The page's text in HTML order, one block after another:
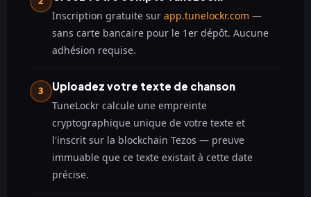
Inscription gratuite sur app.tunelockr.com —
sans carte bancaire pour le 1er dépôt. Aucune
adhésion requise.
3
Uploadez votre texte de chanson
TuneLockr calcule une empreinte
cryptographique unique de votre texte et
l'inscrit sur la blockchain Tezos — preuve
immuable que ce texte existait à cette date
précise.